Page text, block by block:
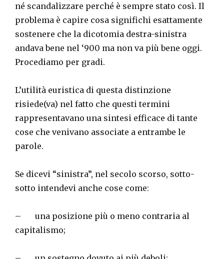
né scandalizzare perché è sempre stato così. Il
problema è capire cosa significhi esattamente
sostenere che la dicotomia destra-sinistra
andava bene nel ‘900 ma non va più bene oggi.
Procediamo per gradi.
L’utilità euristica di questa distinzione
risiede(va) nel fatto che questi termini
rappresentavano una sintesi efficace di tante
cose che venivano associate a entrambe le
parole.
Se dicevi “sinistra”, nel secolo scorso, sotto-
sotto intendevi anche cose come:
– una posizione più o meno contraria al
capitalismo;